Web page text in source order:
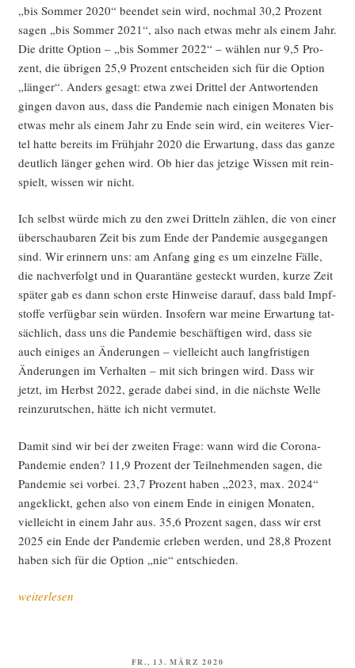
„bis Som­mer 2020“ been­det sein wird, noch­mal 30,2 Pro­zent
sagen „bis Som­mer 2021“, also nach etwas mehr als einem Jahr.
Die drit­te Opti­on – „bis Som­mer 2022“ – wäh­len nur 9,5 Pro­
zent, die übri­gen 25,9 Pro­zent ent­schei­den sich für die Opti­on
„län­ger“. Anders gesagt: etwa zwei Drit­tel der Ant­wor­ten­den
gin­gen davon aus, dass die Pan­de­mie nach eini­gen Mona­ten bis
etwas mehr als einem Jahr zu Ende sein wird, ein wei­te­res Vier­
tel hat­te bereits im Früh­jahr 2020 die Erwar­tung, dass das gan­ze
deut­lich län­ger gehen wird. Ob hier das jet­zi­ge Wis­sen mit rein­
spielt, wis­sen wir nicht.
Ich selbst wür­de mich zu den zwei Drit­teln zäh­len, die von einer
über­schau­ba­ren Zeit bis zum Ende der Pan­de­mie aus­ge­gan­gen
sind. Wir erin­nern uns: am Anfang ging es um ein­zel­ne Fäl­le,
die nach­ver­folgt und in Qua­ran­tä­ne gesteckt wur­den, kur­ze Zeit
spä­ter gab es dann schon ers­te Hin­wei­se dar­auf, dass bald Impf­
stof­fe ver­füg­bar sein wür­den. Inso­fern war mei­ne Erwar­tung tat­
säch­lich, dass uns die Pan­de­mie beschäf­ti­gen wird, dass sie
auch eini­ges an Ände­run­gen – viel­leicht auch lang­fris­ti­gen
Ände­run­gen im Ver­hal­ten – mit sich brin­gen wird. Dass wir
jetzt, im Herbst 2022, gera­de dabei sind, in die nächs­te Wel­le
rein­zu­rut­schen, hät­te ich nicht vermutet.
Damit sind wir bei der zwei­ten Fra­ge: wann wird die Coro­na-
Pan­de­mie enden? 11,9 Pro­zent der Teil­neh­men­den sagen, die
Pan­de­mie sei vor­bei. 23,7 Pro­zent haben „2023, max. 2024“
ange­klickt, gehen also von einem Ende in eini­gen Mona­ten,
viel­leicht in einem Jahr aus. 35,6 Pro­zent sagen, dass wir erst
2025 ein Ende der Pan­de­mie erle­ben wer­den, und 28,8 Pro­zent
haben sich für die Opti­on „nie“ entschieden.
„Wann
weiterlesen
VERÖFFENTLICHT
FR., 13. MÄRZ 2020